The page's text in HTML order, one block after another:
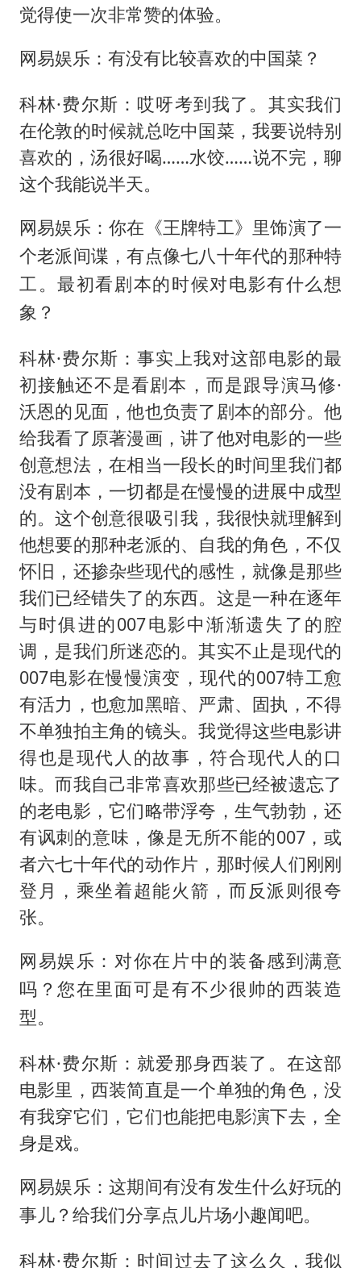
觉得使一次非常赞的体验。
网易娱乐：有没有比较喜欢的中国菜？
科林·费尔斯：哎呀考到我了。其实我们
在伦敦的时候就总吃中国菜，我要说特别
喜欢的，汤很好喝……水饺……说不完，聊
这个我能说半天。
网易娱乐：你在《王牌特工》里饰演了一
个老派间谍，有点像七八十年代的那种特
工。最初看剧本的时候对电影有什么想
象？
科林·费尔斯：事实上我对这部电影的最
初接触还不是看剧本，而是跟导演马修·
沃恩的见面，他也负责了剧本的部分。他
给我看了原著漫画，讲了他对电影的一些
创意想法，在相当一段长的时间里我们都
没有剧本，一切都是在慢慢的进展中成型
的。这个创意很吸引我，我很快就理解到
他想要的那种老派的、自我的角色，不仅
怀旧，还掺杂些现代的感性，就像是那些
我们已经错失了的东西。这是一种在逐年
与时俱进的007电影中渐渐遗失了的腔
调，是我们所迷恋的。其实不止是现代的
007电影在慢慢演变，现代的007特工愈
有活力，也愈加黑暗、严肃、固执，不得
不单独拍主角的镜头。我觉得这些电影讲
得也是现代人的故事，符合现代人的口
味。而我自己非常喜欢那些已经被遗忘了
的老电影，它们略带浮夸，生气勃勃，还
有讽刺的意味，像是无所不能的007，或
者六七十年代的动作片，那时候人们刚刚
登月，乘坐着超能火箭，而反派则很夸
张。
网易娱乐：对你在片中的装备感到满意
吗？您在里面可是有不少很帅的西装造
型。
科林·费尔斯：就爱那身西装了。在这部
电影里，西装简直是一个单独的角色，没
有我穿它们，它们也能把电影演下去，全
身是戏。
网易娱乐：这期间有没有发生什么好玩的
事儿？给我们分享点儿片场小趣闻吧。
科林·费尔斯：时间过去了这么久，我似